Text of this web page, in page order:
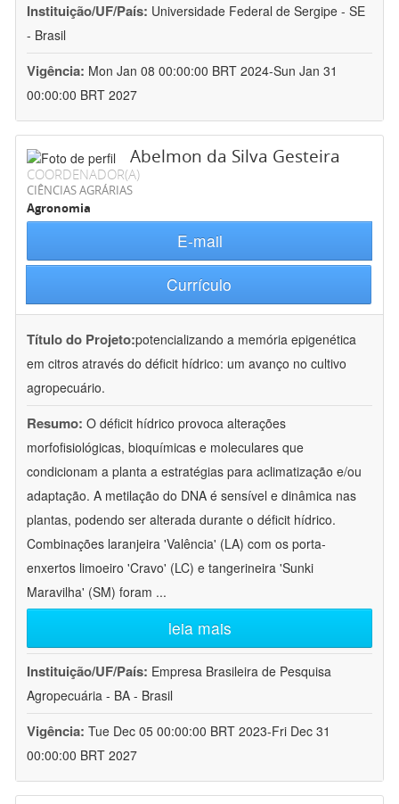
Instituição/UF/País: Universidade Federal de Sergipe - SE
- Brasil
Vigência: Mon Jan 08 00:00:00 BRT 2024-Sun Jan 31
00:00:00 BRT 2027
Abelmon da Silva Gesteira
COORDENADOR(A)
CIÊNCIAS AGRÁRIAS
Agronomia
E-mail
Currículo
Título do Projeto:potencializando a memória epigenética
em citros através do déficit hídrico: um avanço no cultivo
agropecuário.
Resumo: O déficit hídrico provoca alterações
morfofisiológicas, bioquímicas e moleculares que
condicionam a planta a estratégias para aclimatização e/ou
adaptação. A metilação do DNA é sensível e dinâmica nas
plantas, podendo ser alterada durante o déficit hídrico.
Combinações laranjeira 'Valência' (LA) com os porta-
enxertos limoeiro 'Cravo' (LC) e tangerineira 'Sunki
Maravilha' (SM) foram ...
leia mais
Instituição/UF/País: Empresa Brasileira de Pesquisa
Agropecuária - BA - Brasil
Vigência: Tue Dec 05 00:00:00 BRT 2023-Fri Dec 31
00:00:00 BRT 2027